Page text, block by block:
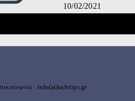
10/02/2021
: info(at)safetips.gr